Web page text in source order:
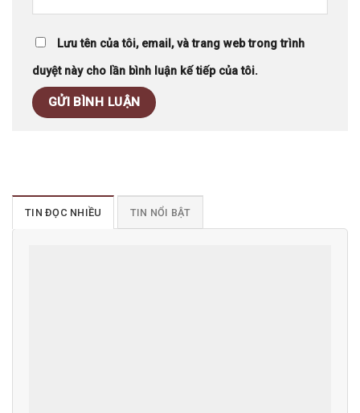
Lưu tên của tôi, email, và trang web trong trình
duyệt này cho lần bình luận kế tiếp của tôi.
TIN ĐỌC NHIỀU TIN NỔI BẬT